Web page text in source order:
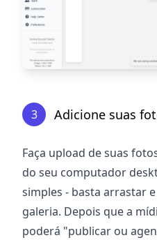
3 Adicione suas
Faça upload de suas
do seu computador
simples - basta arrastar
galeria. Depois que a
poderá "publicar ou